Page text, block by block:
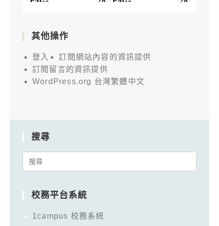
其他操作
登入
訂閱網站內容的資訊提供
訂閱留言的資訊提供
WordPress.org 台灣繁體中文
搜尋
Search
校務平台系統
1campus 校務系統